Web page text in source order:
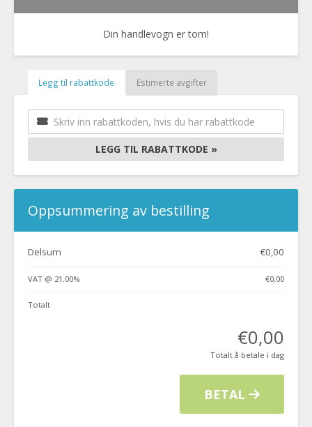
Din handlevogn er tom!
Legg til rabattkode Estimerte avgifter
LEGG TIL RABATTKODE »
Oppsummering av bestilling
Delsum €0,00
VAT @ 21.00% €0,00
Totalt
€0,00
Totalt å betale i dag
BETAL